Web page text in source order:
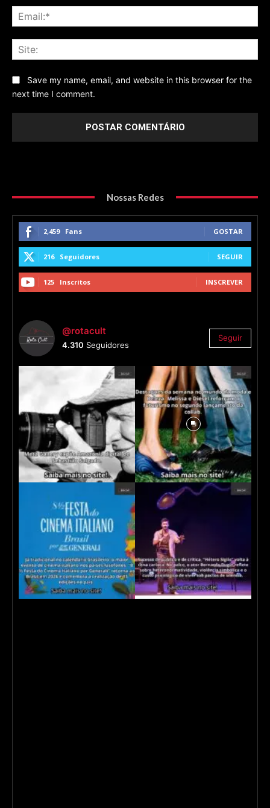
Save my name, email, and website in this browser for the
next time I comment.
Nossas Redes
2,459 Fans GOSTAR
216 Seguidores SEGUIR
125 Inscritos INSCREVER
@rotacult
4.310 Seguidores
Seguir